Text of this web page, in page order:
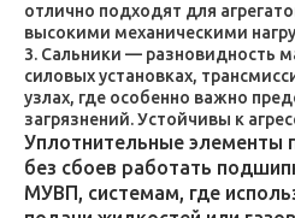
отлично подходят для
высокими механическими
Сальники — разновидность
силовых установках,
узлах, где особенно важно
загрязнений. Устойчивы к
Уплотнительные элементы
без сбоев работать
МУВП, системам, где